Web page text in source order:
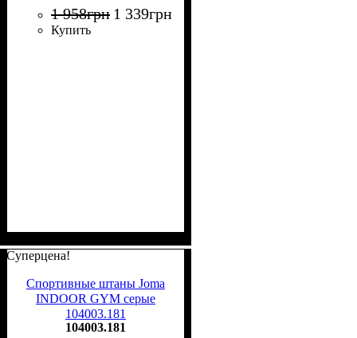
1 958грн 1 339грн
Купить
Суперцена!
Спортивные штаны Joma
INDOOR GYM серые
104003.181
104003.181